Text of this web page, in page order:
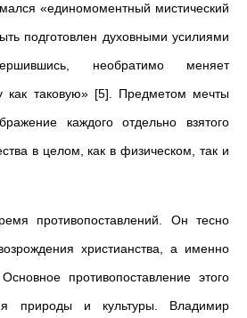
«единомоментный мистический
подготовлен духовными усилиями
необратимо меняет
как таковую» [5]. Предметом мечты
каждого отдельно взятого
в целом, как в физическом, так и
противопоставлений. Он тесно
христианства, а именно
противопоставление этого
природы и культуры. Владимир